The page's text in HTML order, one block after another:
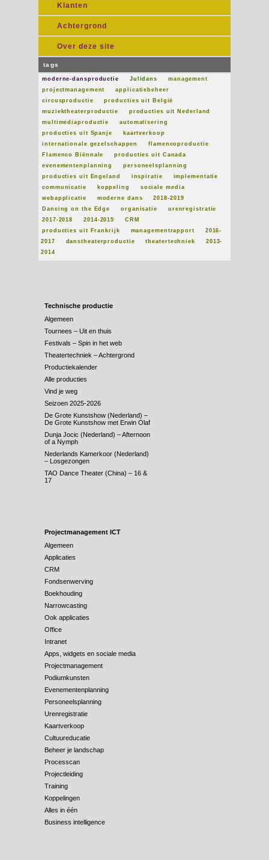
Klanten
Achtergrond
Over deze site
tags
moderne-dansproductie Julidans
management
projectmanagement
applicatiebeheer
circusproductie
producties uit België
muziektheaterproductie
producties uit Nederland
multimediaproductie
automatisering
producties uit Spanje
kaartverkoop
internationale gezelschappen
flamencoproductie
Flamenco Biënnale
producties uit Canada
evenementenplanning
personeelsplanning
producties uit Engeland
inspiratie
implementatie
communicatie
koppeling
sociale media
webapplicatie
moderne dans
2018-2019
Dancing on the Edge
organisatie
urenregistratie
2017-2018
2014-2015
CRM
producties uit Frankrijk
managementrapport
2016-
2017
danstheaterproductie theatertechniek
2013-
2014
Technische productie
Algemeen
Tournees – Uit en thuis
Festivals – Spin in het web
Theatertechniek – Achtergrond
Productiekalender
Alle producties
Vind je weg
Seizoen 2025-2026
De Grote Kunstshow (Nederland) –
De Grote Kunstshow met Erwin Olaf
Dunja Jocic (Nederland) – Afternoon
of a Nymph
Nederlands Kamerkoor (Nederland)
– Losgezongen
TAO Dance Theater (China) – 16 &
17
Projectmanagement ICT
Algemeen
Applicaties
CRM
Fondsenwerving
Boekhouding
Narrowcasting
Ook applicaties
Office
Intranet
Apps, widgets en sociale media
Projectmanagement
Podiumkunsten
Evenementenplanning
Personeelsplanning
Urenregistratie
Kaartverkoop
Cultuureducatie
Beheer je landschap
Processcan
Projectleiding
Training
Koppelingen
Alles in één
Business intelligence